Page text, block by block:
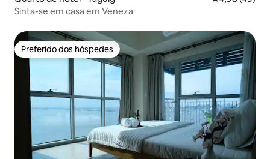
Sinta-se em casa em Veneza
Preferido dos hóspedes
Preferido dos hóspedes